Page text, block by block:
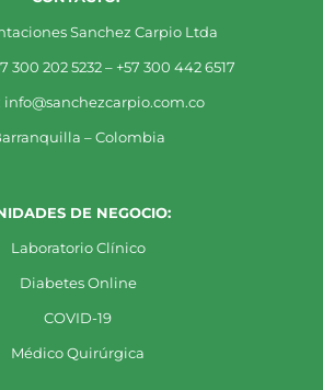
Sanchez Carpio Ltda
300 202 5232 – +57 300 442 6517
info@sanchezcarpio.com.co
– Colombia
DE NEGOCIO:
Laboratorio Clínico
Diabetes Online
COVID-19
Médico Quirúrgica